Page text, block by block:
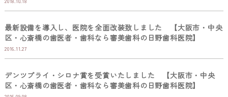
最新設備を導入し、医院を全面改装致しました 【大阪市・中央
区・心斎橋の歯医者・歯科なら審美歯科の日野歯科医院】
2016.11.27
デンツプライ・シロナ賞を受賞いたしました 【大阪市・中央
区・心斎橋の歯医者・歯科なら審美歯科の日野歯科医院】